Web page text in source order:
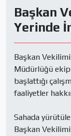
Başkan
Yerinde
Başkan
Müdürlüğü
başlattığı
faaliyetler
Sahada
Başkan